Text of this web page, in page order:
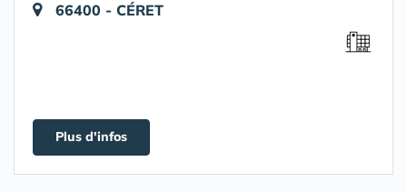
66400 - CÉRET
Plus d'infos